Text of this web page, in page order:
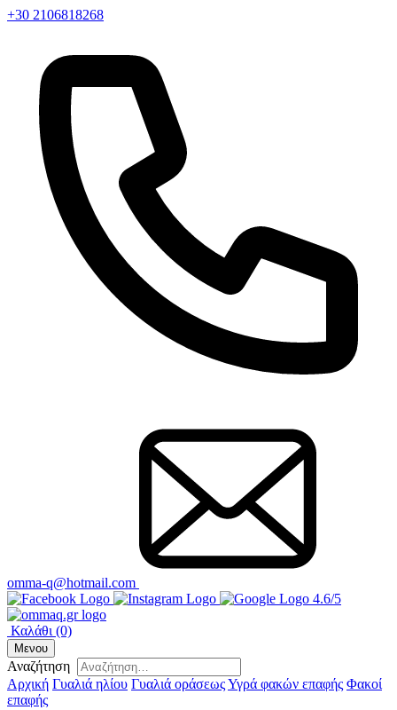
+30 2106818268
omma-q@hotmail.com
4.6/5
Καλάθι (0)
Μενου
Αναζήτηση
Αρχική Γυαλιά ηλίου Γυαλιά οράσεωςΥγρά φακών επαφής Φακοί
επαφής